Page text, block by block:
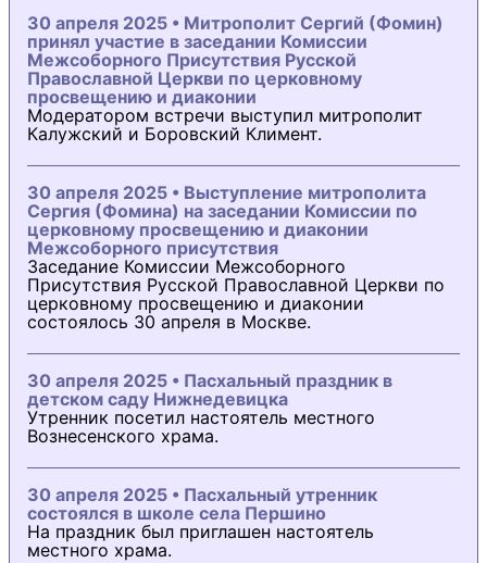
30 апреля 2025 • Митрополит Сергий (Фомин)
принял участие в заседании Комиссии
Межсоборного Присутствия Русской
Православной Церкви по церковному
просвещению и диаконии
Модератором встречи выступил митрополит
Калужский и Боровский Климент.
30 апреля 2025 • Выступление митрополита
Сергия (Фомина) на заседании Комиссии по
церковному просвещению и диаконии
Межсоборного присутствия
Заседание Комиссии Межсоборного
Присутствия Русской Православной Церкви по
церковному просвещению и диаконии
состоялось 30 апреля в Москве.
30 апреля 2025 • Пасхальный праздник в
детском саду Нижнедевицка
Утренник посетил настоятель местного
Вознесенского храма.
30 апреля 2025 • Пасхальный утренник
состоялся в школе села Першино
На праздник был приглашен настоятель
местного храма.